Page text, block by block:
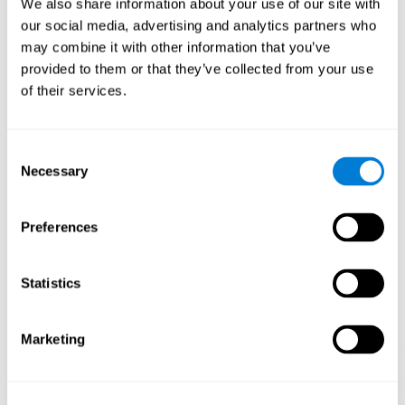
We also share information about your use of our site with
our social media, advertising and analytics partners who
may combine it with other information that you’ve
provided to them or that they’ve collected from your use
of their services.
Selection
Necessary
Preferences
Statistics
Marketing
Durch wiederholtes Spielen und das konsequente Training mit
Spielen wie "Musikalische Paare" von CogniFit werden spezifische
neuronale Aktivierungsmuster stimuliert, die den neuronalen
Schaltkreisen helfen, sich neu zu organisieren und geschwächte
oder beschädigte kognitive Funktionen wiederherzustellen.
phonologischen Erkennung und zum phonologischen
Kurzzeitgedächtnis fördern.
3. WOCHE